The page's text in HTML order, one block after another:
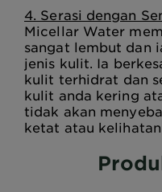
4. Serasi dengan
Micellar Water
sangat lembut dan
jenis kulit. Ia
kulit terhidrat dan
kulit anda kering
tidak akan
ketat atau